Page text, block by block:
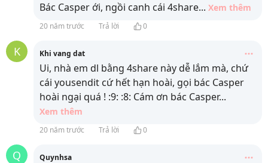
Bác Casper ới, ngồi canh cái 4share... Xem thêm
20 năm trước Trả lời 0
K Khi vang dat
Ui, nhà em dl bằng 4share này dễ lắm mà, chứ
cái yousendit cứ hết hạn hoài, gọi bác Casper
hoài ngại quá ! :9: :8: Cám ơn bác Casper...
Xem thêm
20 năm trước Trả lời 0
Q Quynhsa